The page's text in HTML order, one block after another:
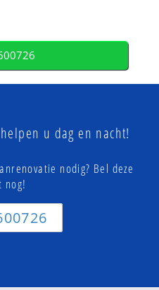
u dag en nacht!
nodig? Bel deze
nog!